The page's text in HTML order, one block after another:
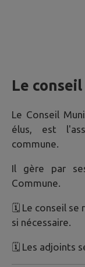
Le
Le Conseil
élus, est
commune.
Il gère par
Commune.
🗓 Le conseil se
si nécessaire.
🗓 Les adjoints